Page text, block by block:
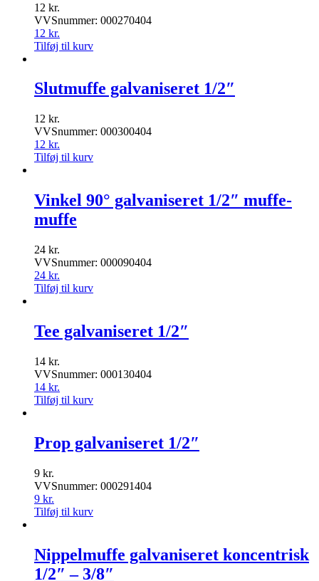
12 kr.
VVSnummer: 000270404
12 kr.
Tilføj til kurv
Slutmuffe galvaniseret 1/2″
12 kr.
VVSnummer: 000300404
12 kr.
Tilføj til kurv
Vinkel 90° galvaniseret 1/2″ muffe-
muffe
24 kr.
VVSnummer: 000090404
24 kr.
Tilføj til kurv
Tee galvaniseret 1/2″
14 kr.
VVSnummer: 000130404
14 kr.
Tilføj til kurv
Prop galvaniseret 1/2″
9 kr.
VVSnummer: 000291404
9 kr.
Tilføj til kurv
Nippelmuffe galvaniseret koncentrisk
1/2″ – 3/8″